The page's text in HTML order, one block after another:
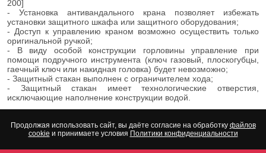
200]
- Установка антивандального крана позволяет избежать
установки защитного шкафа или защитного оборудования;
- Доступ к управлению краном возможно осуществить только
оригинальной ручкой;
- В виду особой конструкции горловины управление при
помощи подручного инструмента (ключ газовый, плоскогубцы,
гаечный ключ или накидная головка) будет невозможно;
- Защитный стакан выполнен с ограничителем хода;
- Защитный стакан имеет технологические отверстия,
исключающие наполнение конструкции водой.
Продолжая использовать сайт, вы даёте согласие на обработку файлов
cookie и принимаете условия Политики конфиденциальности